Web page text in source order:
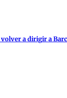
a dirigir a